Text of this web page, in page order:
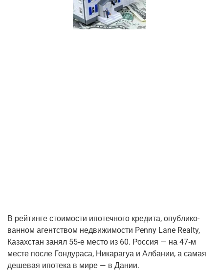
В рей­тин­ге сто­и­мо­сти ипо­теч­но­го кре­ди­та, опуб­ли­ко­
ван­ном агент­ством недви­жи­мо­сти Penny Lane Realty,
Казах­стан занял 55‑е место из 60. Рос­сия — на 47‑м
месте после Гон­ду­ра­са, Ника­ра­гуа и Алба­нии, а самая
деше­вая ипо­те­ка в мире — в Дании.